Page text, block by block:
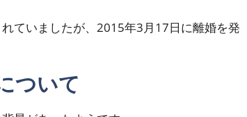
ていましたが、2015年3月17日に離婚を発
ついて